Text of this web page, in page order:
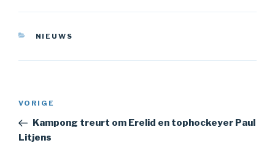
CATEGORIEËN
NIEUWS
Vorig
bericht
VORIGE
Kampong treurt om Erelid en tophockeyer Paul
Litjens